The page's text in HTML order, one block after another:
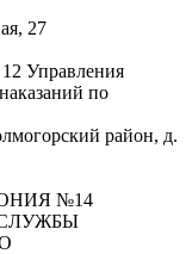
27
Управления
по
район, д.
№14